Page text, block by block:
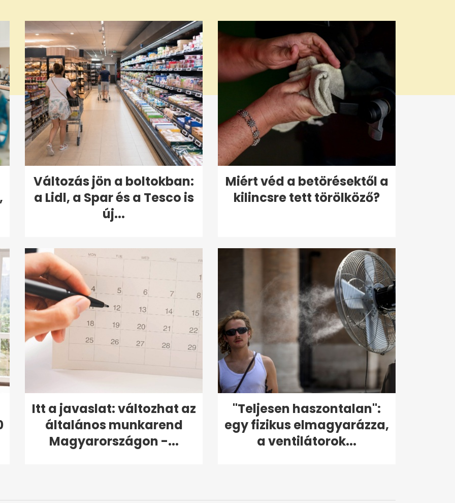
Változás jön a boltokban:
a Lidl, a Spar és a Tesco is
új...
Miért véd a betörésektől a
kilincsre tett törölköző?
Itt a javaslat: változhat az
általános munkarend
Magyarországon -...
"Teljesen haszontalan":
egy fizikus elmagyarázza,
a ventilátorok...